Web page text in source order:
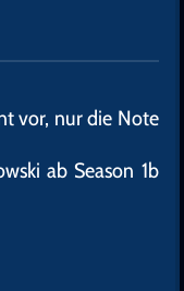
vor, nur die Note
ab Season 1b